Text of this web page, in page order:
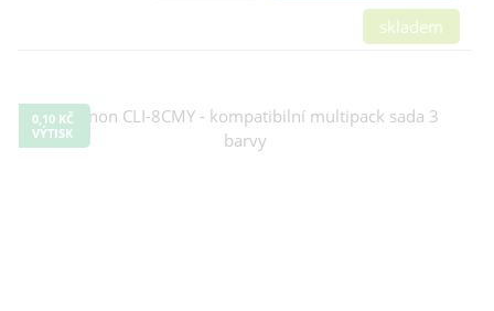
skladem
0,10 KČ
VÝTISK